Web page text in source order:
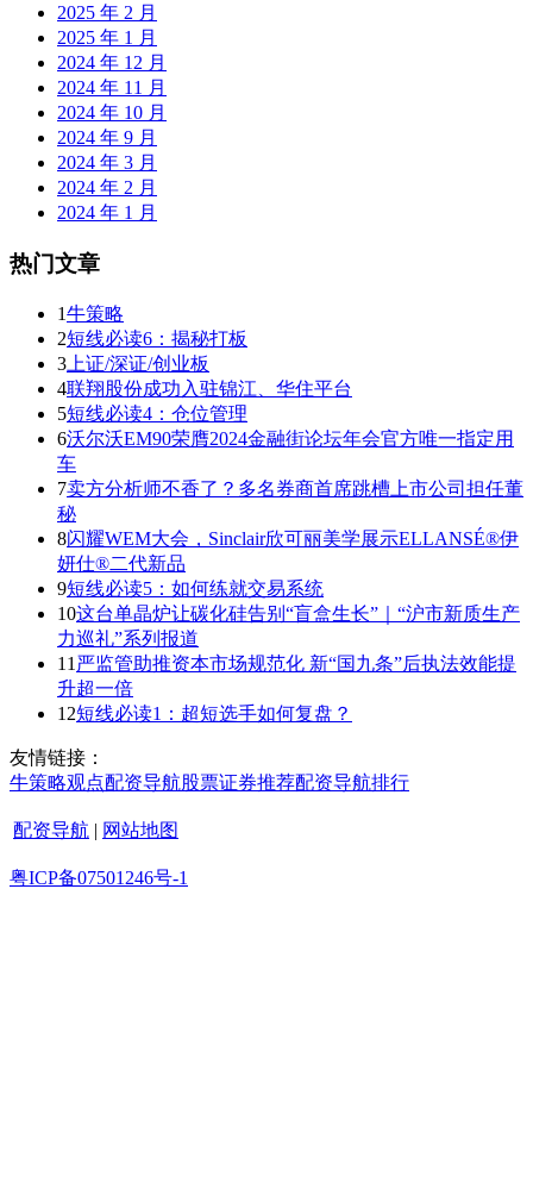
2025 年 2 月
2025 年 1 月
2024 年 12 月
2024 年 11 月
2024 年 10 月
2024 年 9 月
2024 年 3 月
2024 年 2 月
2024 年 1 月
热门文章
1牛策略
2短线必读6：揭秘打板
3 上证/深证/创业板
4联翔股份成功入驻锦江、华住平台
5短线必读4：仓位管理
6沃尔沃EM90荣膺2024金融街论坛年会官方唯一指定用
车
7卖方分析师不香了？多名券商首席跳槽上市公司担任董
秘
8闪耀WEM大会，Sinclair欣可丽美学展示ELLANSÉ®伊
妍仕®二代新品
9短线必读5：如何练就交易系统
10这台单晶炉让碳化硅告别“盲盒生长”｜“沪市新质生产
力巡礼”系列报道
11 严监管助推资本市场规范化 新“国九条”后执法效能提
升超一倍
12短线必读1：超短选手如何复盘？
友情链接：
牛策略观点配资导航股票证券推荐配资导航排行
配资导航 | 网站地图
粤ICP备07501246号-1